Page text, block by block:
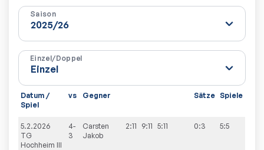
Saison
Einzel/Doppel
Datum /
Spiel
vs Gegner Sätze Spiele
5.2.2026
TG
Hochheim III
4-
3
Carsten
Jakob
2:11 9:11 5:11 0:3 5:5